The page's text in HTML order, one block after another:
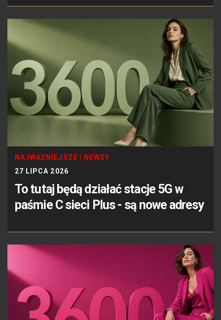
NAJWAŻNIEJSZE
NEWSY
27 LIPCA 2026
To tutaj będą działać stacje 5G w
paśmie C sieci Plus - są nowe adresy